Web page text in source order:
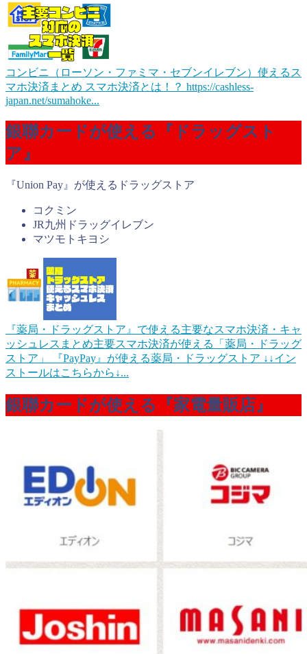
コンビニ（ローソン・ファミマ・セブンイレブン）使えるス
マホ決済まとめ スマホ決済とは！？ https://cashless-
japan.net/sumahoke...
銀聯カードが使える『ドラッグスト
ア』
『Union Pay』が使えるドラッグストア
コクミン
JR九州ドラッグイレブン
マツモトキヨシ
『薬局・ドラッグストア』で使える主要なスマホ決済・キャ
ッシュレスまとめ主要スマホ決済が使える「薬局・ドラッグ
ストア」 『PayPay』が使える薬局・ドラッグストア ↓↓イン
ストールはこちらから↓...
銀聯カードが使える『家電量販店』